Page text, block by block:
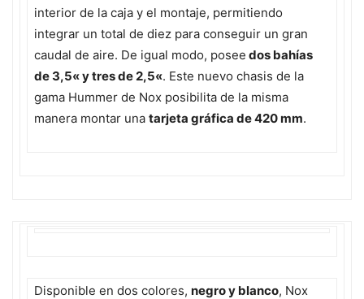
interior de la caja y el montaje, permitiendo
integrar un total de diez para conseguir un gran
caudal de aire. De igual modo, posee dos bahías
de 3,5«y tres de 2,5«. Este nuevo chasis de la
gama Hummer de Nox posibilita de la misma
manera montar una tarjeta gráfica de 420 mm.
Disponible en dos colores, negro y blanco, Nox